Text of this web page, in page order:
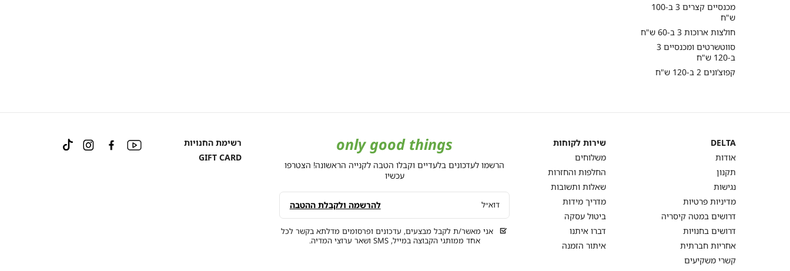
מכנסיים קצרים 3 ב-100
ש"ח
חולצות ארוכות 3 ב-60 ש"ח
סווטשרטים ומכנסיים 3
ב-120 ש"ח
קפוצ’ונים 2 ב-120 ש"ח
DELTA
DELTA
אודות
תקנון
נגישות
מדיניות פרטיות
דרושים במטה קיסריה
דרושים בחנויות
אחריות חברתית
קשרי משקיעים
שירות
לקוחות
שירות לקוחות
משלוחים
החלפות והחזרות
שאלות ותשובות
מדריך מידות
ביטול עסקה
דברו איתנו
איתור הזמנה
only good things
הרשמו לעדכונים בלעדיים וקבלו הטבה לקנייה הראשונה! הצטרפו
עכשיו
דוא״ל
אני מאשר/ת לקבל מבצעים, עדכונים ופרסומים מדלתא בקשר לכל
אחד ממותגי הקבוצה במייל, SMS ושאר ערוצי המדיה.
להרשמה ולקבלת ההטבה
רשימת החנויות
GIFT CARD
YouTube
Facebook
Instagram
TikTok